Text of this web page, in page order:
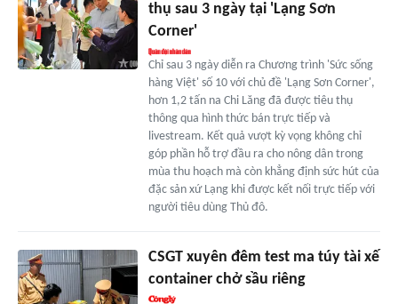
thụ sau 3 ngày tại 'Lạng Sơn
Corner'
Chỉ sau 3 ngày diễn ra Chương trình 'Sức sống
hàng Việt' số 10 với chủ đề 'Lạng Sơn Corner',
hơn 1,2 tấn na Chi Lăng đã được tiêu thụ
thông qua hình thức bán trực tiếp và
livestream. Kết quả vượt kỳ vọng không chỉ
góp phần hỗ trợ đầu ra cho nông dân trong
mùa thu hoạch mà còn khẳng định sức hút của
đặc sản xứ Lạng khi được kết nối trực tiếp với
người tiêu dùng Thủ đô.
CSGT xuyên đêm test ma túy tài xế
container chở sầu riêng